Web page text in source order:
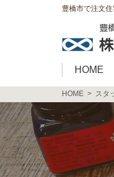
豊橋市で注文
HOME
HOME スタ